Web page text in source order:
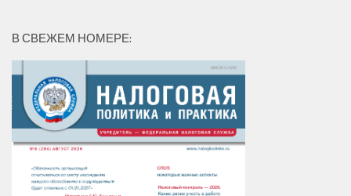
В СВЕЖЕМ НОМЕРЕ: